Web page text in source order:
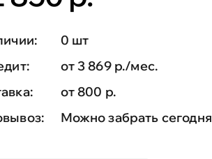
0 шт
от 3 869 р./мес.
от 800 р.
Можно забрать сегодня